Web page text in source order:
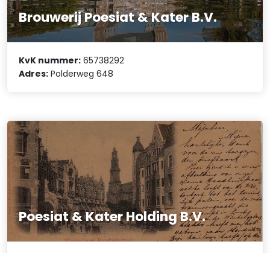
Brouwerij Poesiat & Kater B.V.
KvK nummer: 65738292
Adres: Polderweg 648
Poesiat & Kater Holding B.V.